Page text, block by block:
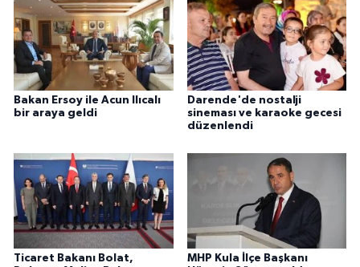
Bakan Ersoy ile Acun Ilıcalı
bir araya geldi
Darende'de nostalji
sineması ve karaoke gecesi
düzenlendi
Ticaret Bakanı Bolat,
MHP Kula İlçe Başkanı